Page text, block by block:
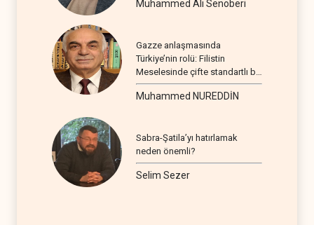
Muhammed Ali Senoberi
Gazze anlaşmasında
Türkiye’nin rolü: Filistin
Meselesinde çifte standartlı bir
seyir
Muhammed NUREDDİN
Sabra-Şatila’yı hatırlamak
neden önemli?
Selim Sezer